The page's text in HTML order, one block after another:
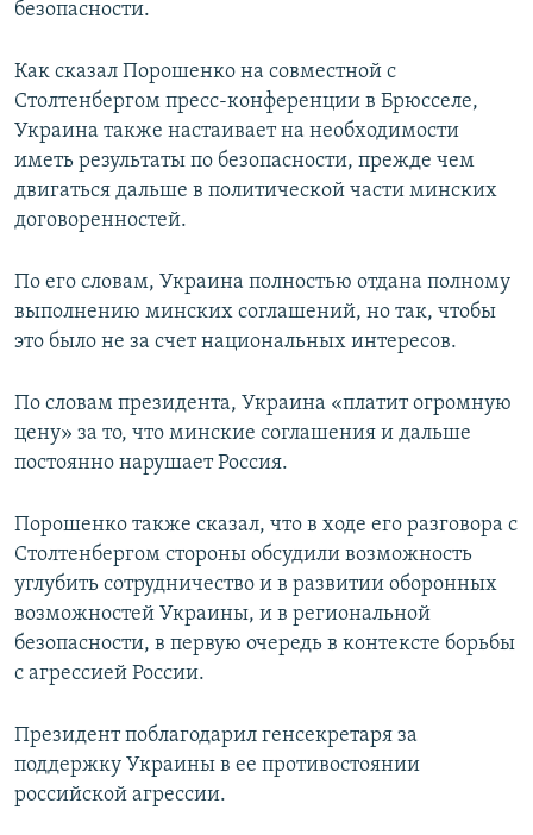
безопасности.
Как сказал Порошенко на совместной с
Столтенбергом пресс-конференции в Брюсселе,
Украина также настаивает на необходимости
иметь результаты по безопасности, прежде чем
двигаться дальше в политической части минских
договоренностей.
По его словам, Украина полностью отдана полному
выполнению минских соглашений, но так, чтобы
это было не за счет национальных интересов.
По словам президента, Украина «платит огромную
цену» за то, что минские соглашения и дальше
постоянно нарушает Россия.
Порошенко также сказал, что в ходе его разговора с
Столтенбергом стороны обсудили возможность
углубить сотрудничество и в развитии оборонных
возможностей Украины, и в региональной
безопасности, в первую очередь в контексте борьбы
с агрессией России.
Президент поблагодарил генсекретаря за
поддержку Украины в ее противостоянии
российской агрессии.